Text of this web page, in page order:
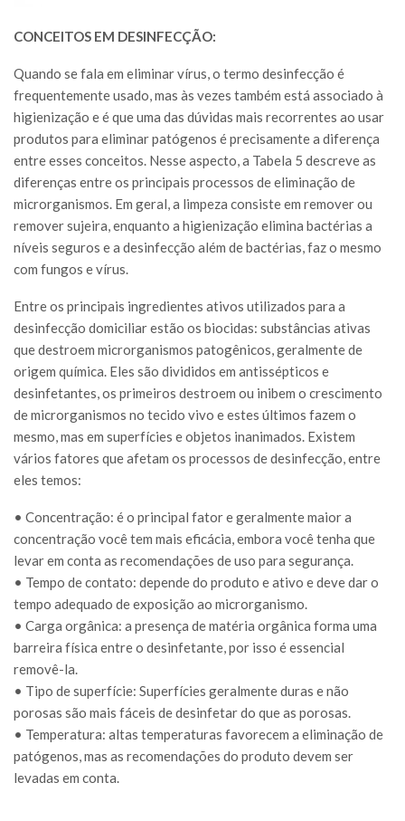
CONCEITOS EM DESINFECÇÃO:
Quando se fala em eliminar vírus, o termo desinfecção é
frequentemente usado, mas às vezes também está associado à
higienização e é que uma das dúvidas mais recorrentes ao usar
produtos para eliminar patógenos é precisamente a diferença
entre esses conceitos. Nesse aspecto, a Tabela 5 descreve as
diferenças entre os principais processos de eliminação de
microrganismos. Em geral, a limpeza consiste em remover ou
remover sujeira, enquanto a higienização elimina bactérias a
níveis seguros e a desinfecção além de bactérias, faz o mesmo
com fungos e vírus.
Entre os principais ingredientes ativos utilizados para a
desinfecção domiciliar estão os biocidas: substâncias ativas
que destroem microrganismos patogênicos, geralmente de
origem química. Eles são divididos em antissépticos e
desinfetantes, os primeiros destroem ou inibem o crescimento
de microrganismos no tecido vivo e estes últimos fazem o
mesmo, mas em superfícies e objetos inanimados. Existem
vários fatores que afetam os processos de desinfecção, entre
eles temos:
• Concentração: é o principal fator e geralmente maior a
concentração você tem mais eficácia, embora você tenha que
levar em conta as recomendações de uso para segurança.
• Tempo de contato: depende do produto e ativo e deve dar o
tempo adequado de exposição ao microrganismo.
• Carga orgânica: a presença de matéria orgânica forma uma
barreira física entre o desinfetante, por isso é essencial
removê-la.
• Tipo de superfície: Superfícies geralmente duras e não
porosas são mais fáceis de desinfetar do que as porosas.
• Temperatura: altas temperaturas favorecem a eliminação de
patógenos, mas as recomendações do produto devem ser
levadas em conta.